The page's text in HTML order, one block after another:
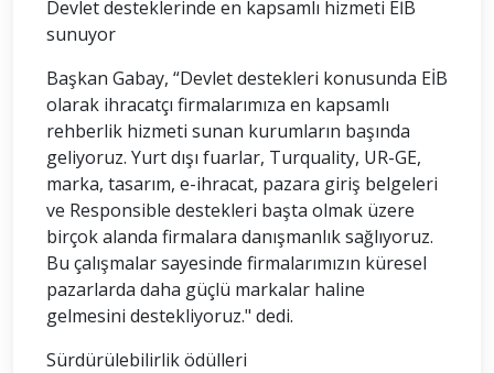
Devlet desteklerinde en kapsamlı hizmeti EİB
sunuyor
Başkan Gabay, “Devlet destekleri konusunda EİB
olarak ihracatçı firmalarımıza en kapsamlı
rehberlik hizmeti sunan kurumların başında
geliyoruz. Yurt dışı fuarlar, Turquality, UR-GE,
marka, tasarım, e-ihracat, pazara giriş belgeleri
ve Responsible destekleri başta olmak üzere
birçok alanda firmalara danışmanlık sağlıyoruz.
Bu çalışmalar sayesinde firmalarımızın küresel
pazarlarda daha güçlü markalar haline
gelmesini destekliyoruz." dedi.
Sürdürülebilirlik ödülleri